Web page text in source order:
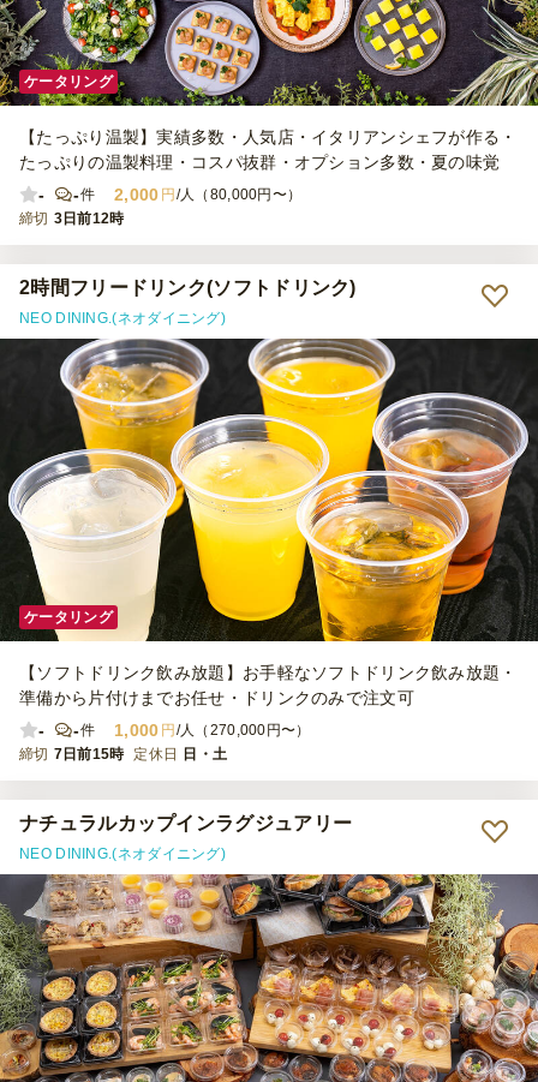
ケータリング
【たっぷり温製】実績多数・人気店・イタリアンシェフが作る・
たっぷりの温製料理・コスパ抜群・オプション多数・夏の味覚
-
-件 2,000 円 /人（80,000円〜）
締切 3日前12時
2時間フリードリンク(ソフトドリンク)
NEO DINING.(ネオダイニング)
ケータリング
【ソフトドリンク飲み放題】お手軽なソフトドリンク飲み放題・
準備から片付けまでお任せ・ドリンクのみで注文可
-
-件 1,000 円 /人（270,000円〜）
締切 7日前15時 定休日 日・土
ナチュラルカップインラグジュアリー
NEO DINING.(ネオダイニング)